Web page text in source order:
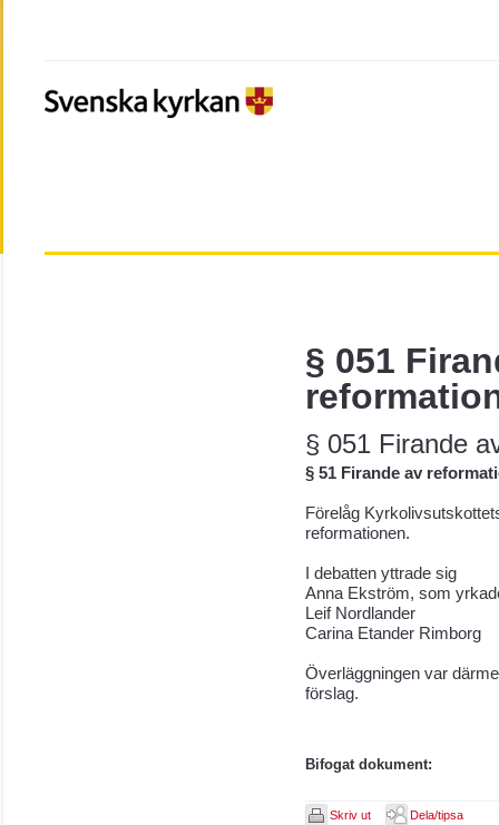
§ 051
§ 051 Firande
§ 51 Firande av
Förelåg
reformationen.
I debatten yttrade sig
Anna Ekström, som
Leif Nordlander
Carina Etander Rimborg
Överläggningen var
förslag.
Bifogat dokument:
Skriv ut Dela/tipsa